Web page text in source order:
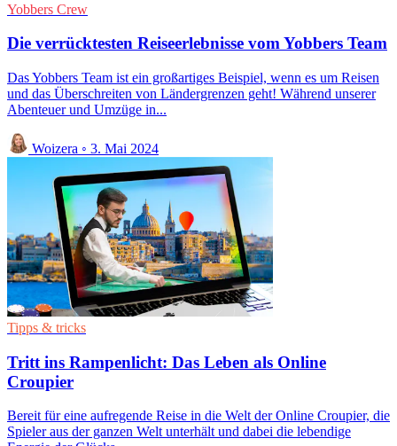
Yobbers Crew
Die verrücktesten Reiseerlebnisse vom Yobbers Team
Das Yobbers Team ist ein großartiges Beispiel, wenn es um Reisen
und das Überschreiten von Ländergrenzen geht! Während unserer
Abenteuer und Umzüge in...
Woizera ◦ 3. Mai 2024
Tipps & tricks
Tritt ins Rampenlicht: Das Leben als Online
Croupier
Bereit für eine aufregende Reise in die Welt der Online Croupier, die
Spieler aus der ganzen Welt unterhält und dabei die lebendige